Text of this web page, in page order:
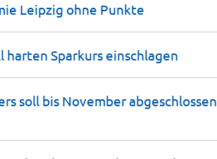
Leipzig ohne Punkte
harten Sparkurs einschlagen
soll bis November abgeschlossen